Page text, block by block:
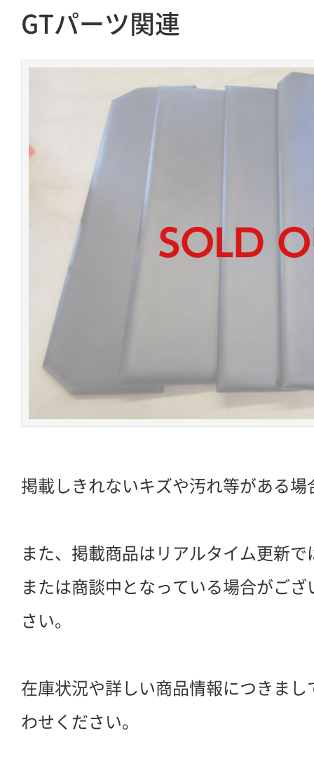
GTパーツ関連
掲載しきれないキズや汚れ等がある場
また、掲載商品はリアルタイム更新
または商談中となっている場合がご
さい。
在庫状況や詳しい商品情報につきま
わせください。